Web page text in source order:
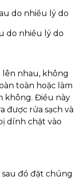
do nhiều lý do
nhau, không
toàn hoặc làm
không. Điều này
được rửa sạch và
dính chặt vào
đó đặt chúng